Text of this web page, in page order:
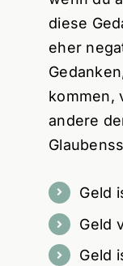
diese
eher
kommen,
andere
Geld
Geld
Geld